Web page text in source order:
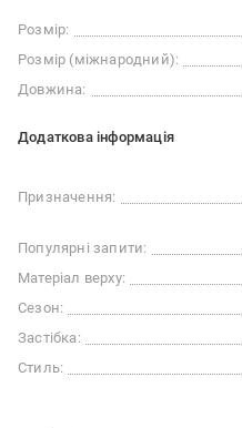
Розмір:
Розмір (міжнародний):
Довжина:
Додаткова інформація
Призначення:
Популярні запити:
Матеріал верху:
Сезон:
Застібка:
Стиль: